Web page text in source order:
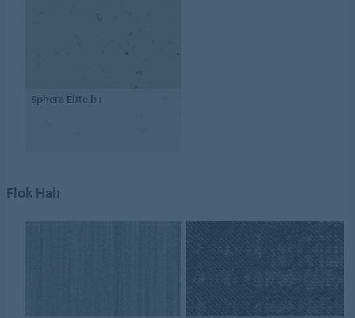
Sphera Elite b+
Flok Halı